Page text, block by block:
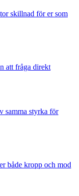
skillnad för er som
att fråga direkt
samma styrka för
både kropp och mod